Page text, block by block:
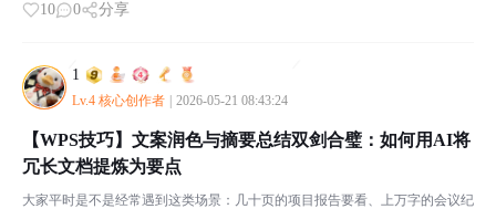
10 0 分享
1
Lv.4 核心创作者 2026-05-21 08:43:24
【WPS技巧】文案润色与摘要总结双剑合璧：如何用AI将
冗长文档提炼为要点
大家平时是不是经常遇到这类场景：几十页的项目报告要看、上万字的会议纪